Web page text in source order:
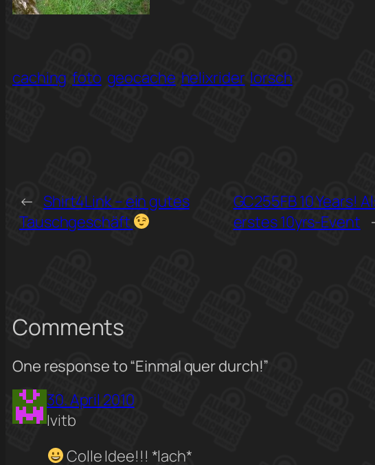
caching foto geocache helixrider lorsch
← Shirt4Link – ein gutes
Tauschgeschäft
GC255FB 10 Years!
erstes 10yrs-Event
Comments
One response to “Einmal quer durch!”
30. April 2010
Ivitb
Colle Idee!!! *lach*